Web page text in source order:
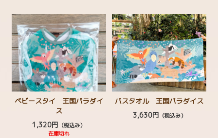
ベビースタイ 王国パラダイ
ス
1,320円 （税込み）
在庫切れ
バスタオル 王国パラダイス
3,630円 （税込み）